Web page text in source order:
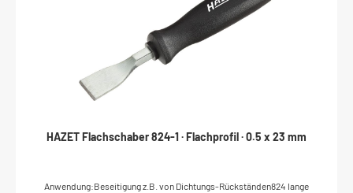
HAZET Flachschaber 824-1 · Flachprofil · 0.5 x 23 mm
Anwendung:Beseitigung z.B. von Dichtungs-Rückständen824 lange